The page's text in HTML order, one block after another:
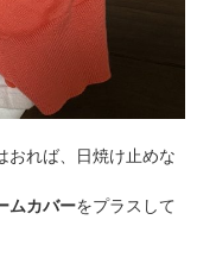
おれば、日焼け止めな
ムカバーをプラスして